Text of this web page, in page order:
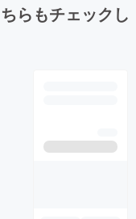
らもチェックし